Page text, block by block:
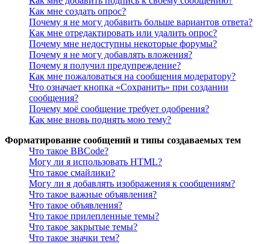
Как мне создать опрос?
Почему я не могу добавить больше вариантов ответа?
Как мне отредактировать или удалить опрос?
Почему мне недоступны некоторые форумы?
Почему я не могу добавлять вложения?
Почему я получил предупреждение?
Как мне пожаловаться на сообщения модератору?
Что означает кнопка «Сохранить» при создании
сообщения?
Почему моё сообщение требует одобрения?
Как мне вновь поднять мою тему?
Форматирование сообщений и типы создаваемых тем
Что такое BBCode?
Могу ли я использовать HTML?
Что такое смайлики?
Могу ли я добавлять изображения к сообщениям?
Что такое важные объявления?
Что такое объявления?
Что такое прилепленные темы?
Что такое закрытые темы?
Что такое значки тем?